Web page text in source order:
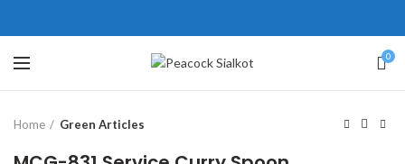
0
Click to enlarge
Home Green Articles
壯陽藥台灣購物
，這不是因為缺乏性生活，而
因為缺乏溝通，所以保持談話很
犀利士壯陽藥線上購買
戲都可以很好的幫助你獲得一
高質量的夫妻生活。犀利士治療